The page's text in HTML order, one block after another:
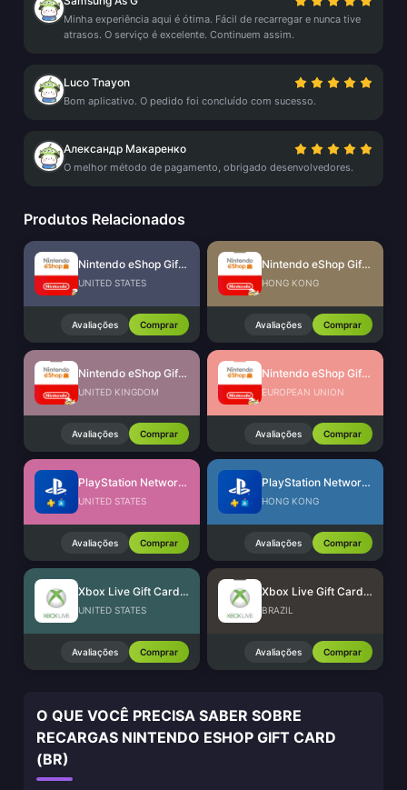
Minha experiência aqui é ótima. Fácil de recarregar e nunca tive
atrasos. O serviço é excelente. Continuem assim.
Luco Tnayon
Bom aplicativo. O pedido foi concluído com sucesso.
Александр Макаренко
O melhor método de pagamento, obrigado desenvolvedores.
Produtos Relacionados
Nintendo eShop Gift Card (US)
UNITED STATES
Avaliações Comprar
Nintendo eShop Gift Card (HK)
HONG KONG
Avaliações Comprar
Nintendo eShop Gift Card (UK)
UNITED KINGDOM
Avaliações Comprar
Nintendo eShop Gift Card (EU)
EUROPEAN UNION
Avaliações Comprar
PlayStation Network Card (US)
UNITED STATES
Avaliações Comprar
PlayStation Network Card (HK)
HONG KONG
Avaliações Comprar
Xbox Live Gift Card (US)
UNITED STATES
Avaliações Comprar
Xbox Live Gift Card (BR)
BRAZIL
Avaliações Comprar
O QUE VOCÊ PRECISA SABER SOBRE
RECARGAS NINTENDO ESHOP GIFT CARD
(BR)